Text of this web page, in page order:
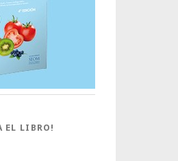
EL LIBRO!